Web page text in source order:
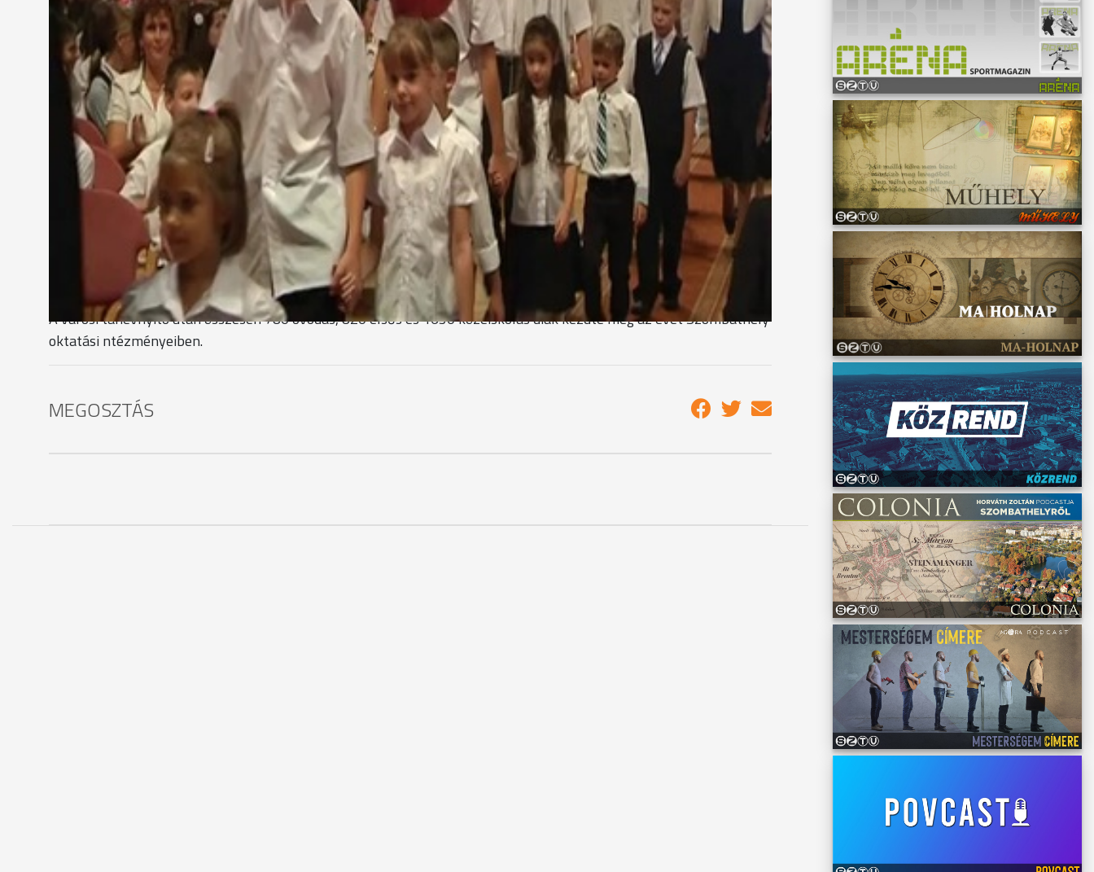
Puskás Tivadar szólt arról is, hogy az elmúlt esztendőben a város 80 millió forintot költött oktatási intézményeinek
felújítására és kiemelte azt a két pályázatot, amelynek segítségével megújulhatott a Játéksziget Óvoda, a Kanizsai
Gimnáziumban pedig természettudományi labor létesülhet.
"Nagyon vártam ezt a percet,hogy kisdiák lehessek,
társaimmal reggelente iskolába mehessek."
Ezt a percet a Paragvári Iskolában ezévben 94 elsős kisdiák várta ,és képzelte el,milyen lesz az iskola!
"Szerintem jó lesz...És mi lesz benne a jó? Hát a tanulás."
Kőváriné Fekete Marietta, igazgató, Paragvári Iskola
A pedagógus rugalmas, a pedagógus felkészült- és a legfontosabb számára a gyermek.Úgyhogy onnantól kezdve,
hogy a gyerekek benépesítik az iskolát-természetesen igazodva az új törvényi előírásokhoz-de legfőképpen a
gyerekek érdekét,szempontjait szem előtt tartva a tudásunk legjavát átadva próbálunk dolgozni.
A városi tanévnyitó után összesen 780 óvodás, 820 elsős és 1630 közéiskolás diák kezdte meg az évet Szombathely
oktatási ntézményeiben.
MEGOSZTÁS